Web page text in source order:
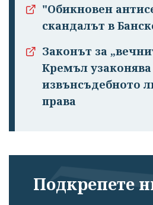
"Обикновен
скандалът в
Законът за
Кремъл узаконява
извънсъдебното
права
Подкрепете